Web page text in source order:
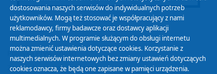
Polityka Prywatności
Zasady korzystania z Serwisu
dostosowania naszych serwisów do indywidualnych potrzeb
użytkowników. Mogą też stosować je współpracujący z nami
reklamodawcy, firmy badawcze oraz dostawcy aplikacji
multimedialnych. W programie służącym do obsługi internetu
można zmienić ustawienia dotyczące cookies. Korzystanie z
naszych serwisów internetowych bez zmiany ustawień dotyczących
cookies oznacza, że będą one zapisane w pamięci urządzenia.